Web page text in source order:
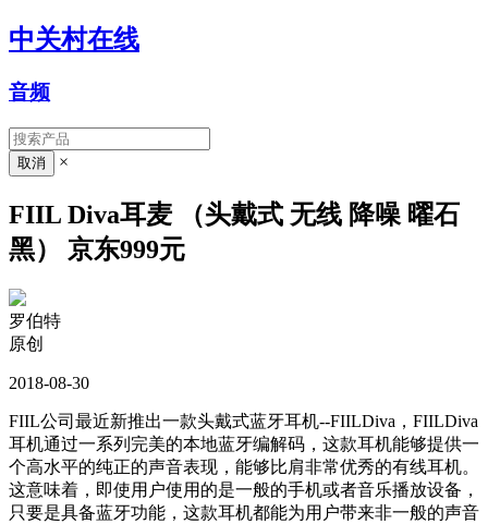
中关村在线
音频
×
FIIL Diva耳麦 （头戴式 无线 降噪 曜石
黑） 京东999元
罗伯特
原创
2018-08-30
FIIL公司最近新推出一款头戴式蓝牙耳机--FIILDiva，FIILDiva
耳机通过一系列完美的本地蓝牙编解码，这款耳机能够提供一
个高水平的纯正的声音表现，能够比肩非常优秀的有线耳机。
这意味着，即使用户使用的是一般的手机或者音乐播放设备，
只要是具备蓝牙功能，这款耳机都能为用户带来非一般的声音